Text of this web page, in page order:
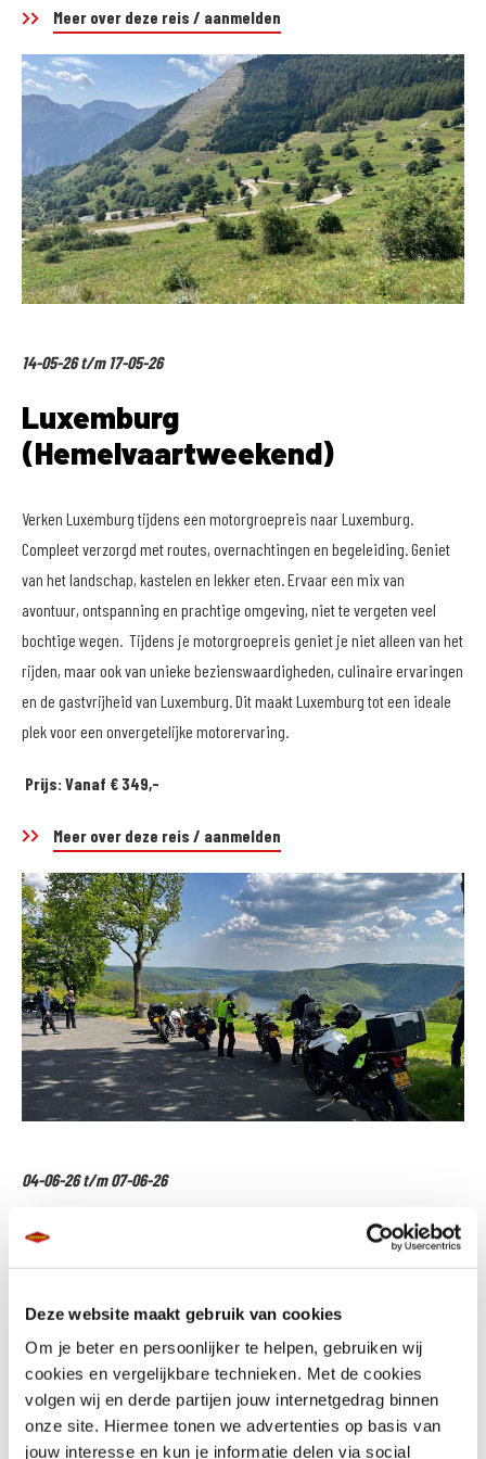
Deze website maakt gebruik van cookies
Om je beter en persoonlijker te helpen, gebruiken wij
cookies en vergelijkbare technieken. Met de cookies
volgen wij en derde partijen jouw internetgedrag binnen
onze site. Hiermee tonen we advertenties op basis van
jouw interesse en kun je informatie delen via social
Meer over deze reis / aanmelden
14-05-26 t/m 17-05-26
Luxemburg
(Hemelvaartweekend)
Verken Luxemburg tijdens een motorgroepreis naar Luxemburg.
Compleet verzorgd met routes, overnachtingen en begeleiding. Geniet
van het landschap, kastelen en lekker eten. Ervaar een mix van
avontuur, ontspanning en prachtige omgeving, niet te vergeten veel
bochtige wegen. Tijdens je motorgroepreis geniet je niet alleen van het
rijden, maar ook van unieke bezienswaardigheden, culinaire ervaringen
en de gastvrijheid van Luxemburg. Dit maakt Luxemburg tot een ideale
plek voor een onvergetelijke motorervaring.
Prijs: Vanaf € 349,-
Meer over deze reis / aanmelden
04-06-26 t/m 07-06-26
Eifel | Duitsland (lang weekend)
Motorreizen. De Eifel, gelegen in Duitsland, is dé bestemming voor elke
motorrijder die op zoek is naar avontuur en prachtige routes. Met
Kobutex Motorreizen ervaar je het beste van dit veelzijdige gebied, van
bochtige wegen en gezellige, historische dorpjes tot adembenemende
natuur. Onze motorreizen zijn zorgvuldig samengesteld om jou een